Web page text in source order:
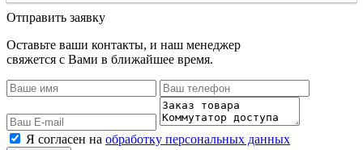
Отправить заявку
Оставьте ваши контакты, и наш менеджер
свяжется с Вами в ближайшее время.
Я согласен на обработку персональных данных